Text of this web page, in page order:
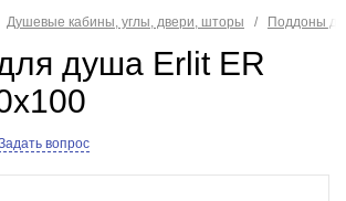
Душевые кабины, углы, двери, шторы Поддоны
душа Erlit ER
вопрос